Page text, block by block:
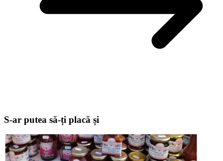
S-ar putea să-ți placă și